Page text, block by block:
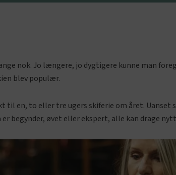
nok. Jo længere, jo dygtigere kunne man
blev populær.
til en, to eller tre ugers skiferie om året.
begynder, øvet eller ekspert, alle kan drage